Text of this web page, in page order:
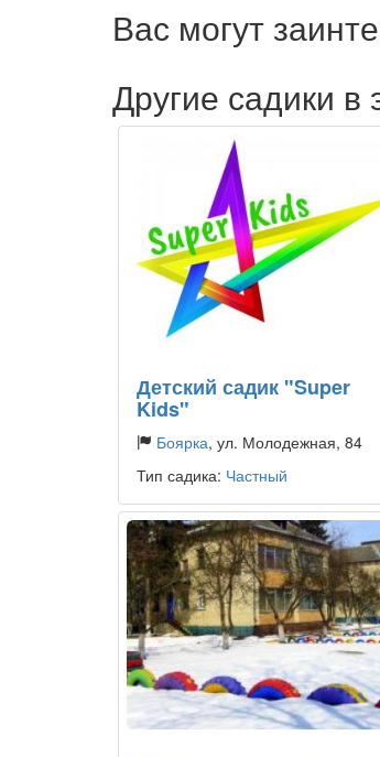
Вас могут
Другие садики в
Детский садик "Super
Kids"
Боярка, ул. Молодежная, 84
Тип садика: Частный